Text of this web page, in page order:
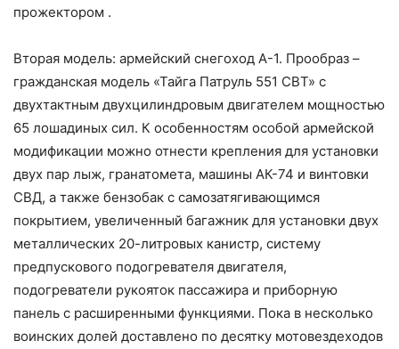
прожектором .
Вторая модель: армейский снегоход А-1. Прообраз –
гражданская модель «Тайга Патруль 551 СВТ» с
двухтактным двухцилиндровым двигателем мощностью
65 лошадиных сил. К особенностям особой армейской
модификации можно отнести крепления для установки
двух пар лыж, гранатомета, машины АК-74 и винтовки
СВД, а также бензобак с самозатягивающимся
покрытием, увеличенный багажник для установки двух
металлических 20-литровых канистр, систему
предпускового подогревателя двигателя,
подогреватели рукояток пассажира и приборную
панель с расширенными функциями. Пока в несколько
воинских долей доставлено по десятку мотовездеходов